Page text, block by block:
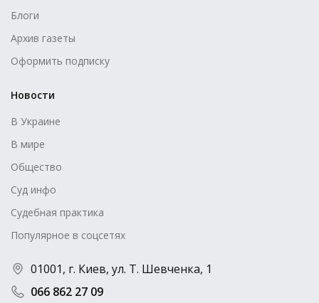
Блоги
Архив газеты
Оформить подписку
Новости
В Украине
В мире
Общество
Суд инфо
Судебная практика
Популярное в соцсетях
066 862 27 09
01001, г. Киев, ул. Т. Шевченка, 1